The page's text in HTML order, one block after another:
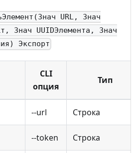
URL, Знач
Знач UUIDЭлемента, Знач
Экспорт
CLI
опция
Тип
--url Строка
--token Строка